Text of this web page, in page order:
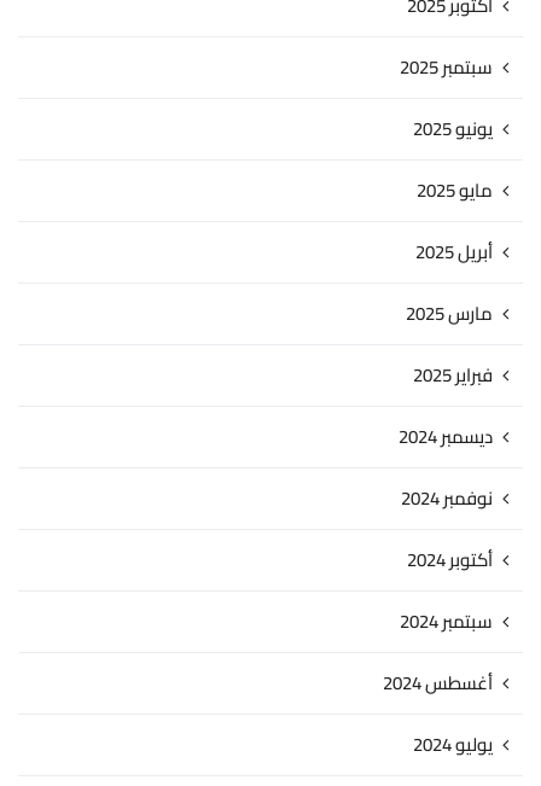
سبتمبر 2025
يونيو 2025
مايو 2025
أبريل 2025
مارس 2025
فبراير 2025
ديسمبر 2024
نوفمبر 2024
أكتوبر 2024
سبتمبر 2024
أغسطس 2024
يوليو 2024